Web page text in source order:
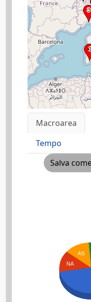
Macroarea
Tempo
Salva
AS
NA